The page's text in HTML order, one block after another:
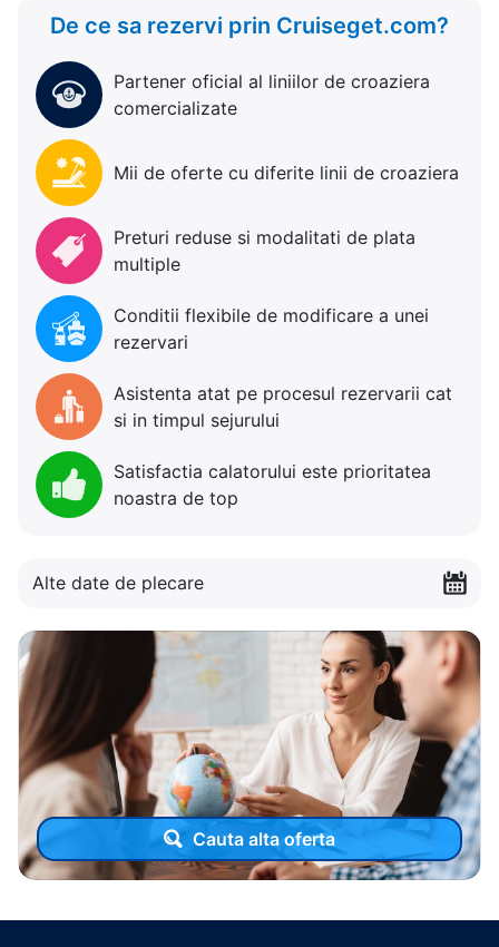
De ce sa rezervi prin Cruiseget.com?
Partener oficial al liniilor de croaziera
comercializate
Mii de oferte cu diferite linii de croaziera
Preturi reduse si modalitati de plata
multiple
Conditii flexibile de modificare a unei
rezervari
Asistenta atat pe procesul rezervarii cat
si in timpul sejurului
Satisfactia calatorului este prioritatea
noastra de top
Alte date de plecare
Cauta alta oferta